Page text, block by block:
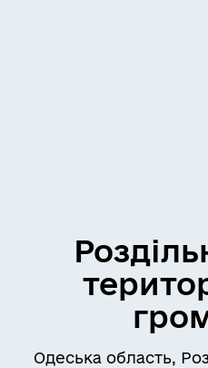
Одеська область,